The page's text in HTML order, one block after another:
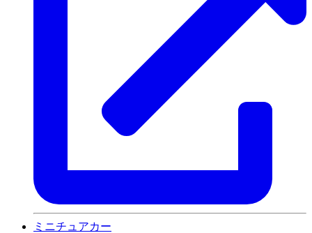
ミニチュアカー